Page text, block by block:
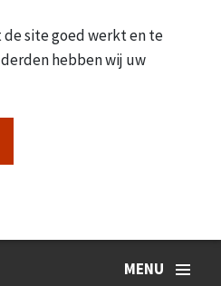
de site goed werkt en te
hebben wij uw
MENU